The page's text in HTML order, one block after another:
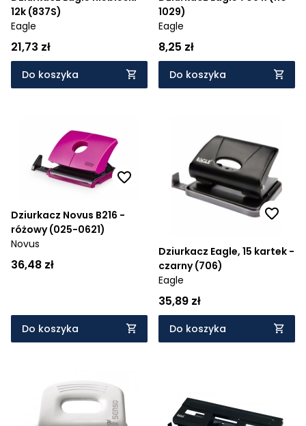
12k (837S)
Eagle
21,73 zł
Do koszyka
1029)
Eagle
8,25 zł
Do koszyka
Dziurkacz Novus B216 -
różowy (025-0621)
Novus
36,48 zł
Do koszyka
Dziurkacz Eagle, 15 kartek -
czarny (706)
Eagle
35,89 zł
Do koszyka